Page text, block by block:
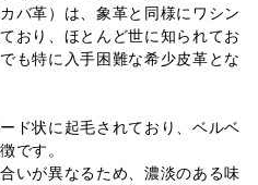
バ革）は、象革と同様にワシン
おり、ほとんど世に知られてお
も特に入手困難な希少皮革とな
ド状に起毛されており、ベルベ
です。
いが異なるため、濃淡のある味